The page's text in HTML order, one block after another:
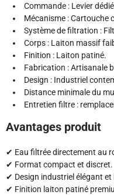
Commande : Levier
Mécanisme : Cartouche
Système de filtration :
Corps : Laiton massif
Finition : Laiton patiné.
Fabrication : Artisanale
Design : Industriel
Distance minimale du
Entretien filtre :
Avantages produit
✔ Eau filtrée directement au
✔ Format compact et discret.
✔ Design industriel élégant et
✔ Finition laiton patiné